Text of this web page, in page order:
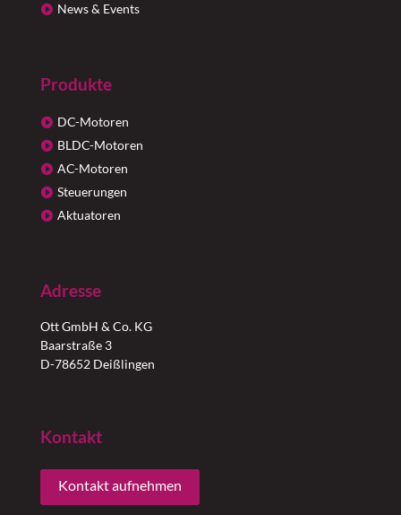
News & Events
Produkte
DC-Motoren
BLDC-Motoren
AC-Motoren
Steuerungen
Aktuatoren
Adresse
Ott GmbH & Co. KG
Baarstraße 3
D-78652 Deißlingen
Kontakt
Kontakt aufnehmen